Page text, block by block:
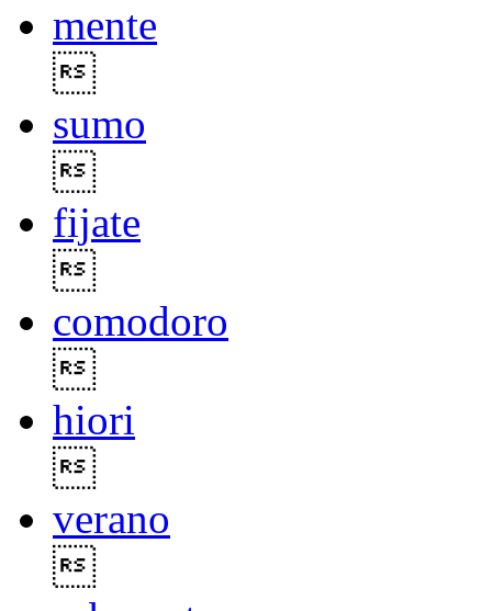
mente
sumo
fijate
comodoro
hiori
verano